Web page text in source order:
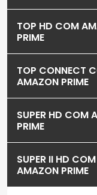
TOP HD COM
PRIME
TOP CONNECT
AMAZON PRIME
SUPER HD COM
PRIME
SUPER II HD COM
AMAZON PRIME